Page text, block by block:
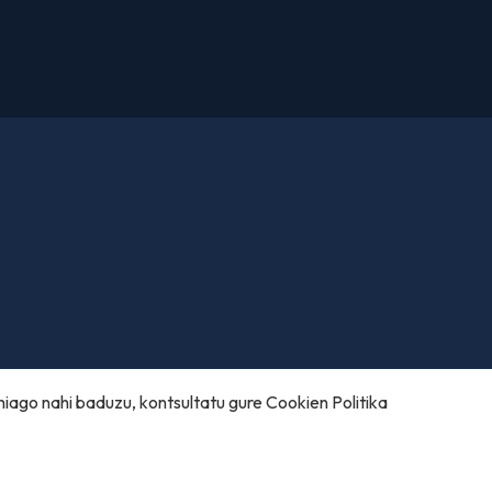
nahi baduzu, kontsultatu gureCookien Politika